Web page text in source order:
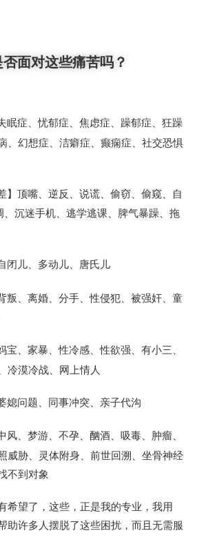
面对这些痛苦吗？
眠症、忧郁症、焦虑症、躁郁症、狂躁
、幻想症、洁癖症、癫痫症、社交恐惧
】顶嘴、逆反、说谎、偷窃、偷窥、自
、沉迷手机、逃学逃课、脾气暴躁、拖
闭儿、多动儿、唐氏儿
叛、离婚、分手、性侵犯、被强奸、童
宝、家暴、性冷感、性欲强、有小三、
冷漠冷战、网上情人
媳问题、同事冲突、亲子代沟
风、梦游、不孕、酗酒、吸毒、肿瘤、
威胁、灵体附身、前世回溯、坐骨神经
不到对象
希望了，这些，正是我的专业，我用
助许多人摆脱了这些困扰，而且无需服